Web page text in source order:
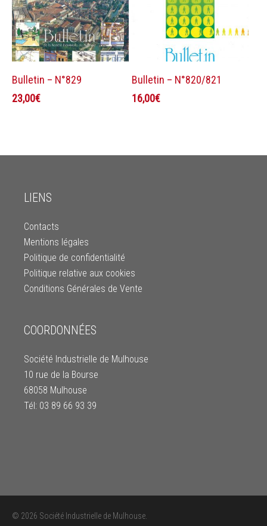
Ajouter au panier
Bulletin – N°829
23,00€
Ajouter au panier
Bulletin – N°820/821
16,00€
LIENS
Contacts
Mentions légales
Politique de confidentialité
Politique relative aux cookies
Conditions Générales de Vente
COORDONNÉES
Société Industrielle de Mulhouse
10 rue de la Bourse
68058 Mulhouse
Tél: 03 89 66 93 39
© 2026 Société Industrielle de Mulhouse.